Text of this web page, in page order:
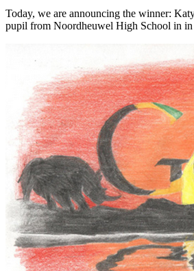
Today, we are announcing the winner:
pupil from Noordheuwel High School in